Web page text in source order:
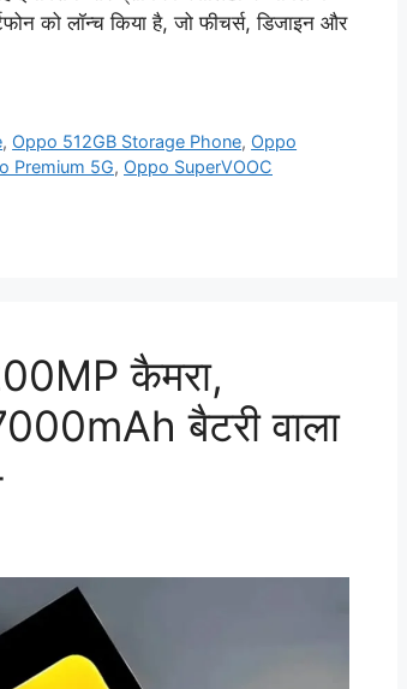
को लॉन्च किया है, जो फीचर्स, डिजाइन और
, Oppo 512GB Storage Phone, Oppo
Premium 5G, Oppo SuperVOOC
कैमरा,
बैटरी वाला